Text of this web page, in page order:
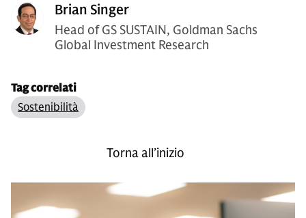
Brian Singer
Head of GS SUSTAIN, Goldman Sachs
Global Investment Research
Tag correlati
Sostenibilità
Torna all’inizio